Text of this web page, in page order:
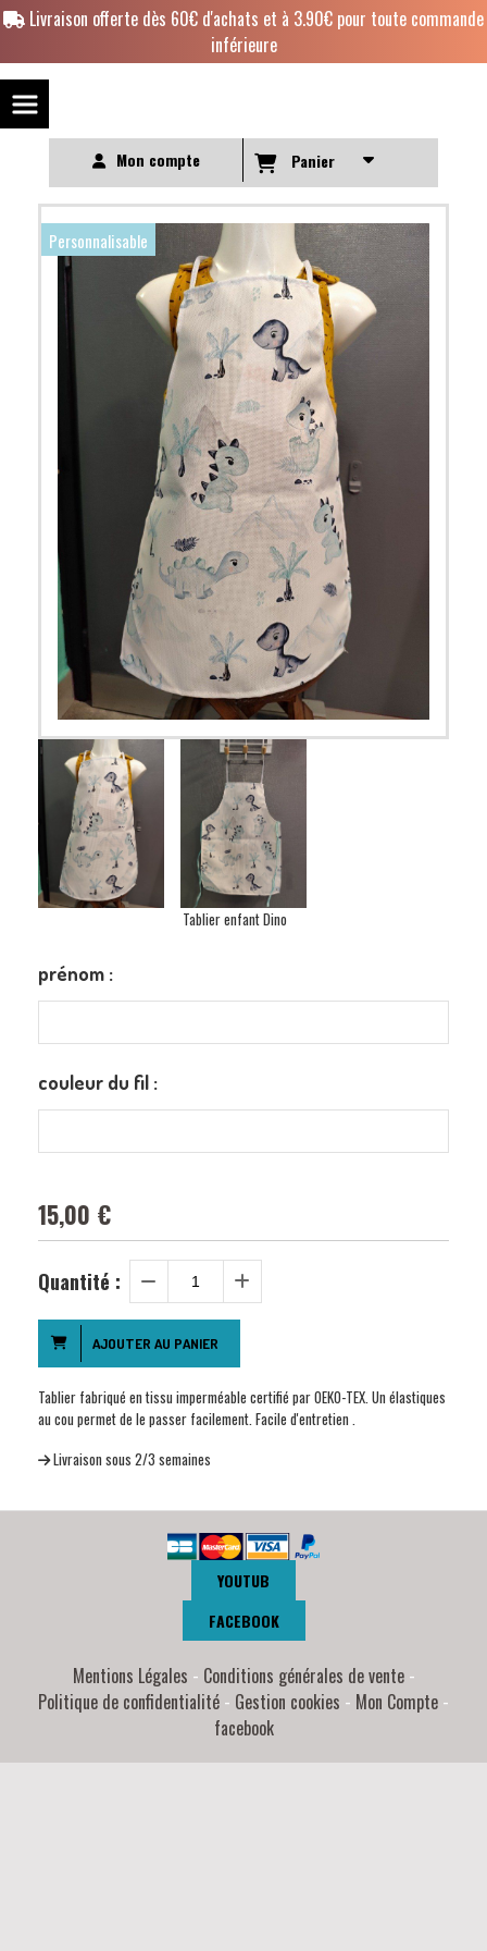
Livraison offerte dès 60€ d'achats et à 3.90€ pour toute commande
inférieure
Mon compte Panier
Personnalisable
Tablier enfant Dino
prénom :
couleur du fil :
15,00 €
Quantité :
AJOUTER AU PANIER
Tablier fabriqué en tissu imperméable certifié par OEKO-TEX. Un élastiques
au cou permet de le passer facilement. Facile d'entretien .
Livraison sous 2/3 semaines
YOUTUB
FACEBOOK
Mentions Légales
Conditions générales de vente
Politique de confidentialité
Gestion cookies
Mon Compte
facebook
Panneau de gestion des cookies